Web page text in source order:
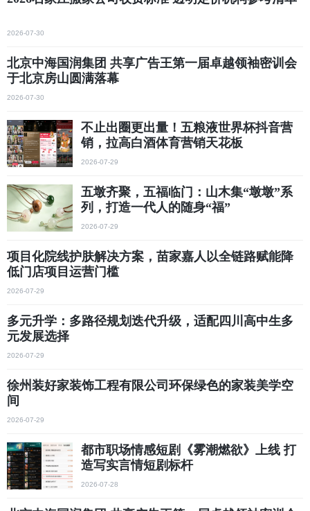
2026-07-30
北京中海国润集团 共享广告王第一届卓越领袖密训会
于北京房山圆满落幕
2026-07-30
不止出圈更出量！五粮液世界杯抖音营
销，拉高白酒体育营销天花板
2026-07-29
五墩齐聚，五福临门：山木集“墩墩”系
列，打造一代人的随身“福”
2026-07-29
项目化院线护肤解决方案，苗家嘉人以全链路赋能降
低门店项目运营门槛
2026-07-29
多元升学：多路径规划迭代升级，适配四川高中生多
元发展选择
2026-07-29
徐州装好家装饰工程有限公司环保绿色的家装美学空
间
2026-07-29
都市职场情感短剧《雾潮燃欲》上线 打
造写实言情短剧标杆
2026-07-28